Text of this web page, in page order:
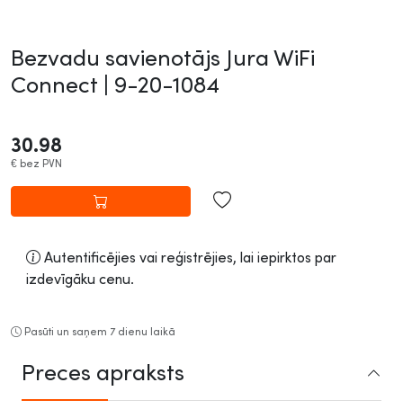
Bezvadu savienotājs Jura WiFi
Connect | 9-20-1084
30.98
€ bez PVN
Autentificējies vai reģistrējies, lai iepirktos par
izdevīgāku cenu.
Pasūti un saņem 7 dienu laikā
Preces apraksts